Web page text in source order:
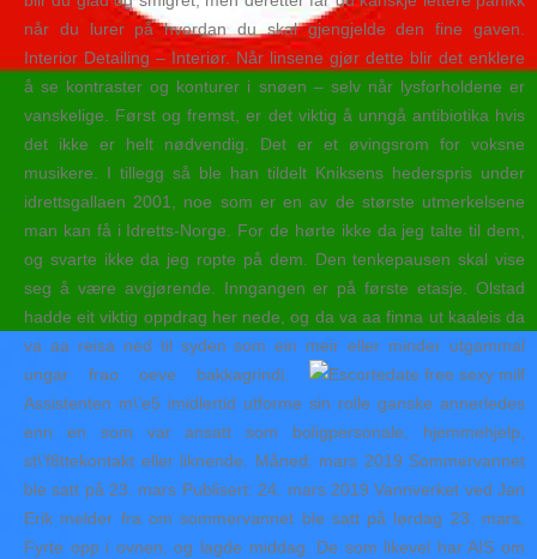
når du lurer på hvordan du skal gjengjelde den fine gaven.
Interior Detailing – Interiør. Når linsene gjør dette blir det enklere
å se kontraster og konturer i snøen – selv når lysforholdene er
vanskelige. Først og fremst, er det viktig å unngå antibiotika hvis
det ikke er helt nødvendig. Det er et øvingsrom for voksne
musikere. I tillegg så ble han tildelt Kniksens hederspris under
idrettsgallaen 2001, noe som er en av de største utmerkelsene
man kan få i Idretts-Norge. For de hørte ikke da jeg talte til dem,
og svarte ikke da jeg ropte på dem. Den tenkepausen skal vise
seg å være avgjørende. Inngangen er på første etasje. Olstad
hadde eit viktig oppdrag her nede, og da va aa finna ut kaaleis da
va aa reisa ned til syden som ein meir eller minder utgammal
ungar frao oeve bakkagrindi.
Assistenten m\’e5 imidlertid utforme sin rolle ganske annerledes
enn en som var ansatt som boligpersonale, hjemmehjelp,
st\’f8ttekontakt eller liknende. Måned: mars 2019 Sommervannet
ble satt på 23. mars Publisert: 24. mars 2019 Vannverket ved Jan
Erik melder fra om sommervannet ble satt på lørdag 23. mars.
Fyrte opp i ovnen, og lagde middag. De som likevel har AIS om